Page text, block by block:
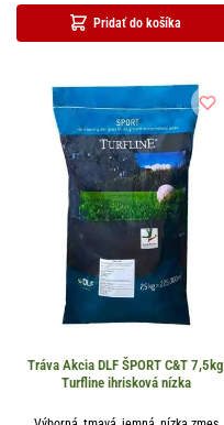
Pridať do košíka
Tráva Akcia DLF ŠPORT C&T 7,5kg
Turfline ihrisková nízka